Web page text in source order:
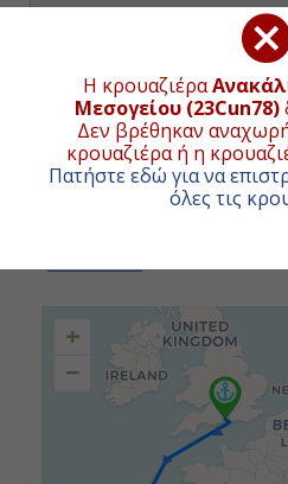
Η κρουαζιέρα
Μεσογείου (23Cun78)
Δεν βρέθηκαν
κρουαζιέρα ή η
Πατήστε εδώ για να
όλες τις
+
−